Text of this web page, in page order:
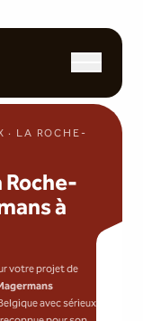
· LA ROCHE-
Roche-
à
votre projet de
avec sérieux,